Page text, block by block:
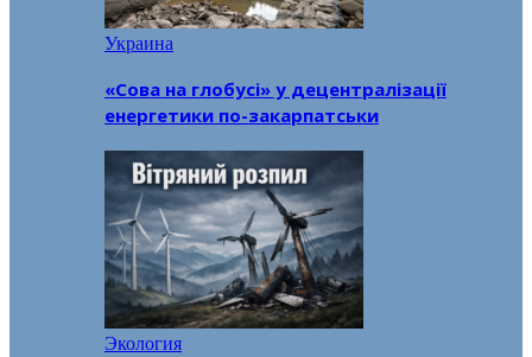
Украина
«Сова на глобусі» у децентралізації
енергетики по-закарпатськи
Экология